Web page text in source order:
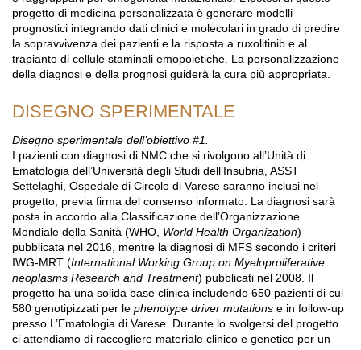
progetto di medicina personalizzata è generare modelli
prognostici integrando dati clinici e molecolari in grado di predire
la sopravvivenza dei pazienti e la risposta a ruxolitinib e al
trapianto di cellule staminali emopoietiche. La personalizzazione
della diagnosi e della prognosi guiderà la cura più appropriata.
DISEGNO SPERIMENTALE
Disegno sperimentale dell’obiettivo #1.
I pazienti con diagnosi di NMC che si rivolgono all’Unità di
Ematologia dell’Università degli Studi dell’Insubria, ASST
Settelaghi, Ospedale di Circolo di Varese saranno inclusi nel
progetto, previa firma del consenso informato. La diagnosi sarà
posta in accordo alla Classificazione dell’Organizzazione
Mondiale della Sanità (WHO, World Health Organization)
pubblicata nel 2016, mentre la diagnosi di MFS secondo i criteri
IWG-MRT (International Working Group on Myeloproliferative
neoplasms Research and Treatment) pubblicati nel 2008. Il
progetto ha una solida base clinica includendo 650 pazienti di cui
580 genotipizzati per le phenotype driver mutations e in follow-up
presso L’Ematologia di Varese. Durante lo svolgersi del progetto
ci attendiamo di raccogliere materiale clinico e genetico per un